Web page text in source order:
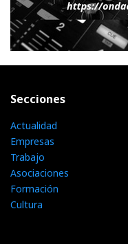
Secciones
Actualidad
Empresas
Trabajo
Asociaciones
Formación
Cultura